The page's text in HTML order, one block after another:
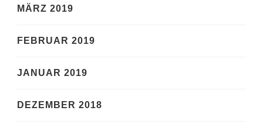
MÄRZ 2019
FEBRUAR 2019
JANUAR 2019
DEZEMBER 2018